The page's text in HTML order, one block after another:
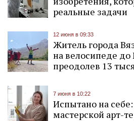
реальные задачи
12 июня в 09:33
Житель города
на велосипеде
преодолев 13
7 июня в 10:22
Испытано на
мастерской арт-